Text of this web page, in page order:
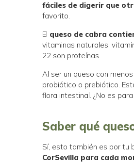
fáciles de digerir que
favorito.
El queso de cabra
vitaminas naturales:
22 son proteínas.
Al ser un queso con
probiótico o prebiótico.
flora intestinal. ¿No es
Saber qué
Sí, esto también es por tu
CorSevilla para cada